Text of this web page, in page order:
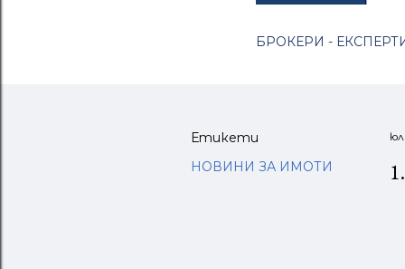
БРОКЕРИ -
Етикети
НОВИНИ ЗА ИМОТИ